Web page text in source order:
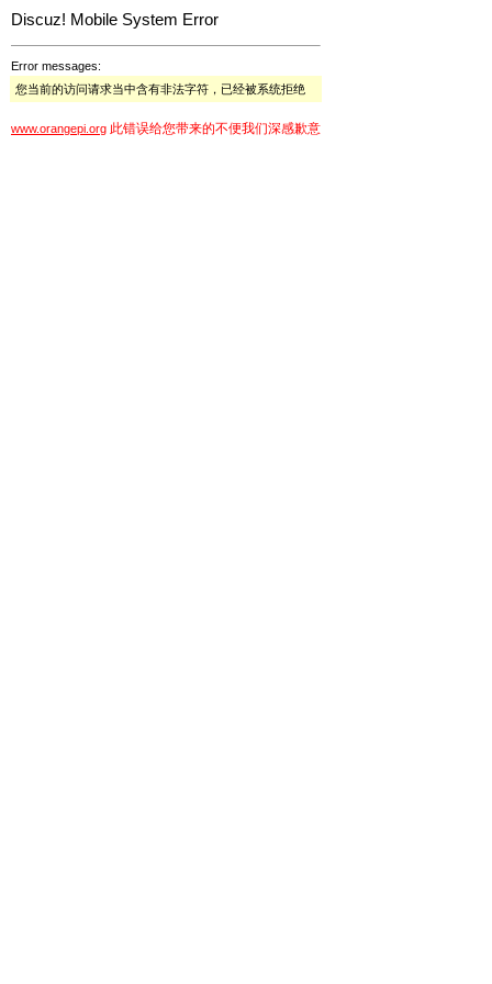
Discuz! Mobile System Error
Error messages:
您当前的访问请求当中含有非法字符，已经被系统拒绝
www.orangepi.org 此错误给您带来的不便我们深感歉意